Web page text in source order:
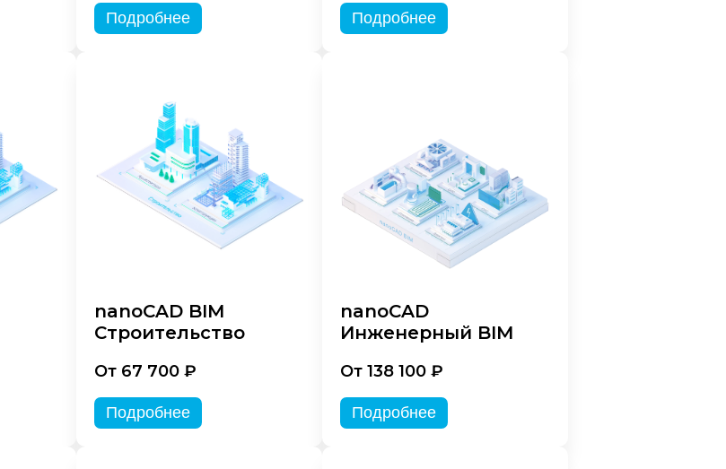
Подробнее Подробнее
nanoCAD BIM
Строительство
От 67 700 ₽
Подробнее
nanoCAD
Инженерный BIM
От 138 100 ₽
Подробнее